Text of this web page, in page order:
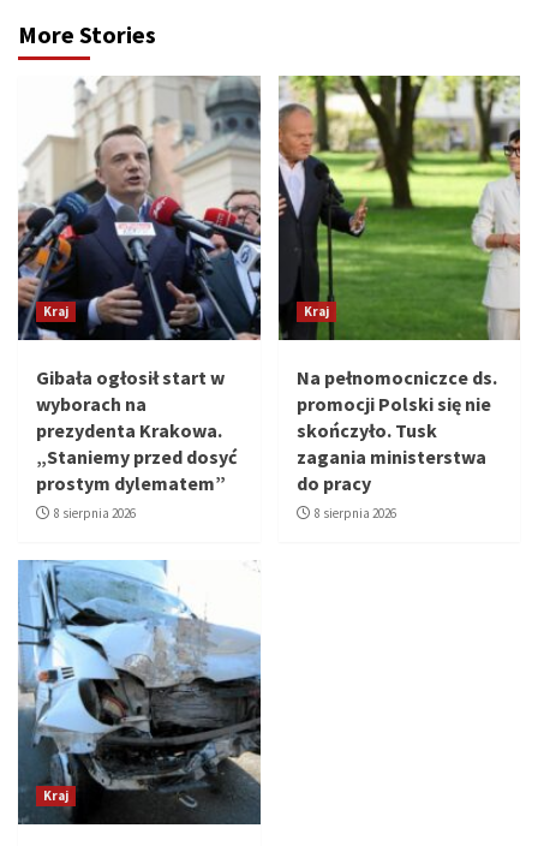
More Stories
Kraj
Gibała ogłosił start w
wyborach na
prezydenta Krakowa.
„Staniemy przed dosyć
prostym dylematem”
8 sierpnia 2026
Kraj
Na pełnomocniczce ds.
promocji Polski się nie
skończyło. Tusk
zagania ministerstwa
do pracy
8 sierpnia 2026
Kraj